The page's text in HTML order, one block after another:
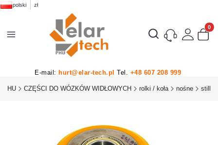
polski zł
Otwórz wyszukiwarkę
E-mail: hurt@elar-tech.pl Tel. +48 607 208 999
PHU CZĘŚCI DO WÓZKÓW WIDŁOWYCH rolki / koła nośne still